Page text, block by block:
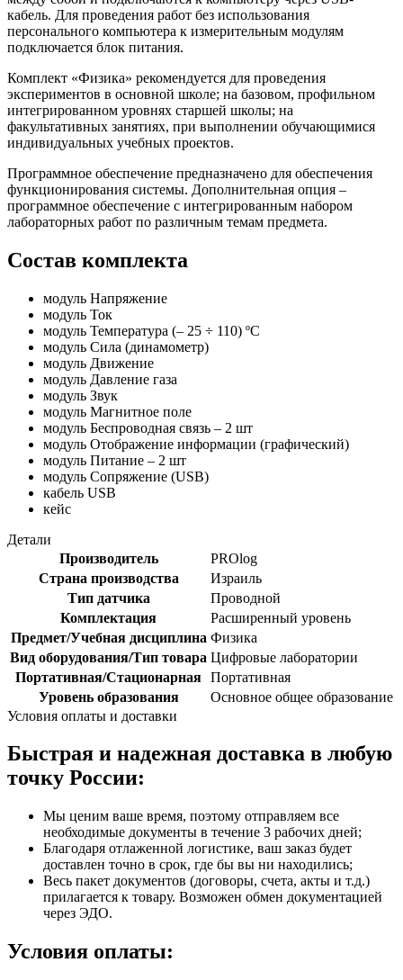
кабель. Для проведения работ без использования
персонального компьютера к измерительным модулям
подключается блок питания.
Комплект «Физика» рекомендуется для проведения
экспериментов в основной школе; на базовом, профильном
интегрированном уровнях старшей школы; на
факультативных занятиях, при выполнении обучающимися
индивидуальных учебных проектов.
Программное обеспечение предназначено для обеспечения
функционирования системы. Дополнительная опция –
программное обеспечение с интегрированным набором
лабораторных работ по различным темам предмета.
Состав комплекта
модуль Напряжение
модуль Ток
модуль Температура (– 25 ÷ 110) ºС
модуль Сила (динамометр)
модуль Движение
модуль Давление газа
модуль Звук
модуль Магнитное поле
модуль Беспроводная связь – 2 шт
модуль Отображение информации (графический)
модуль Питание – 2 шт
модуль Сопряжение (USB)
кабель USB
кейс
Детали
Производитель
PROlog
Страна производства
Израиль
Тип датчика
Проводной
Комплектация
Расширенный уровень
Предмет/Учебная дисциплина Физика
Вид оборудования/Тип товара Цифровые лаборатории
Портативная/Стационарная Портативная
Уровень образования
Основное общее образование
Условия оплаты и доставки
Быстрая и надежная доставка в любую
точку России:
Мы ценим ваше время, поэтому отправляем все
необходимые документы в течение 3 рабочих дней;
Благодаря отлаженной логистике, ваш заказ будет
доставлен точно в срок, где бы вы ни находились;
Весь пакет документов (договоры, счета, акты и т.д.)
прилагается к товару. Возможен обмен документацией
через ЭДО.
Условия оплаты: